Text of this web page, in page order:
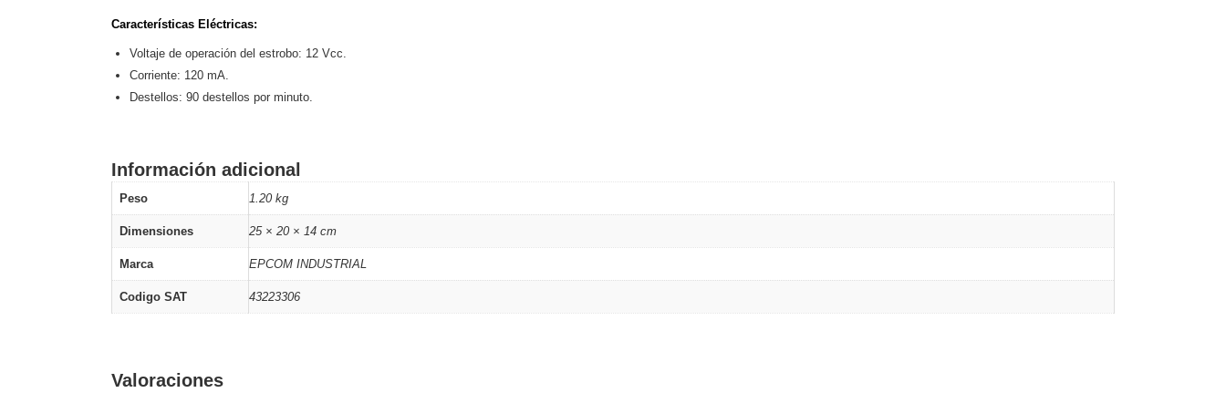
Características Eléctricas:
Voltaje de operación del estrobo: 12 Vcc.
Corriente: 120 mA.
Destellos: 90 destellos por minuto.
Información adicional
Peso 1.20 kg
Dimensiones 25 × 20 × 14 cm
Marca EPCOM INDUSTRIAL
Codigo SAT 43223306
Valoraciones